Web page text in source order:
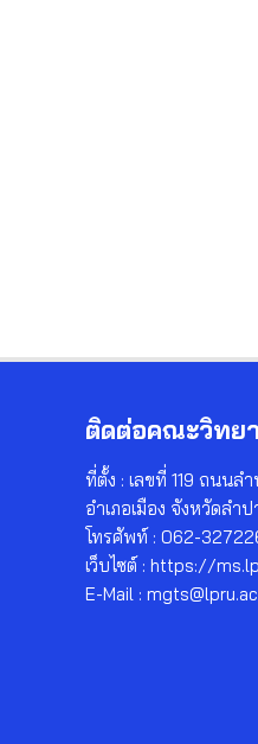
ติดต่อคณะวิทย
ที่ตั้ง : เลขที่ 119 ถนน
อำเภอเมือง จังหวัดลำ
โทรศัพท์ : 062-
เว็บไซต์ : https://
E-Mail :